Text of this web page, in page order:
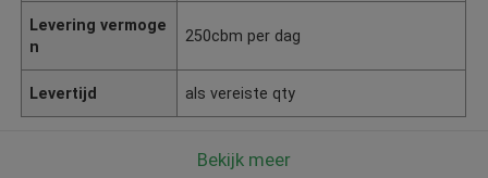
Levering vermoge
n
250cbm per dag
Levertijd als vereiste qty
Bekijk meer